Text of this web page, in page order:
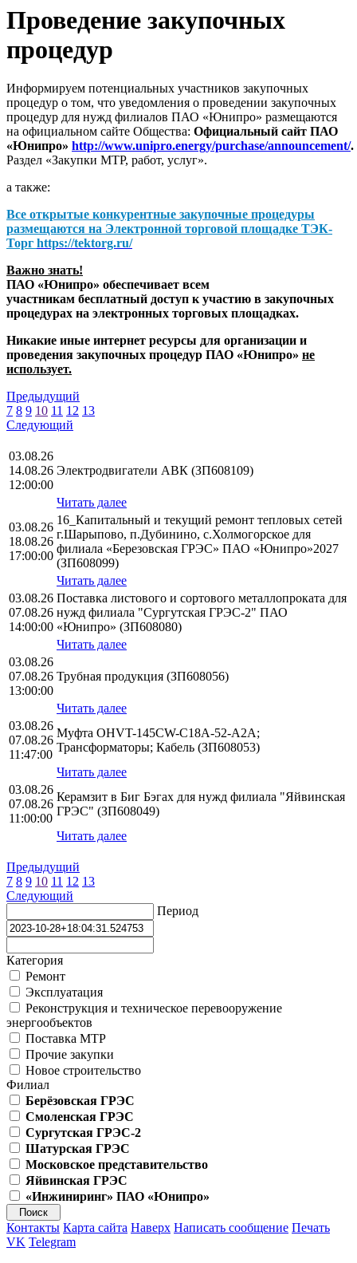
Проведение закупочных
процедур
Информируем потенциальных участников закупочных
процедур о том, что уведомления о проведении закупочных
процедур для нужд филиалов ПАО «Юнипро» размещаются
на официальном сайте Общества: Официальный сайт ПАО
«Юнипро» http://www.unipro.energy/purchase/announcement/.
Раздел «Закупки МТР, работ, услуг».
а также:
Все открытые конкурентные закупочные процедуры
размещаются на Электронной торговой площадке ТЭК-
Торг https://tektorg.ru/
Важно знать!
ПАО «Юнипро» обеспечивает всем
участникам бесплатный доступ к участию в закупочных
процедурах на электронных торговых площадках.
Никакие иные интернет ресурсы для организации и
проведения закупочных процедур ПАО «Юнипро» не
использует.
Предыдущий
7 8 9 10 11 12 13
Следующий
03.08.26
14.08.26
12:00:00
Электродвигатели АВК (ЗП608109)
Читать далее
03.08.26
18.08.26
17:00:00
16_Капитальный и текущий ремонт тепловых сетей
г.Шарыпово, п.Дубинино, с.Холмогорское для
филиала «Березовская ГРЭС» ПАО «Юнипро»2027
(ЗП608099)
Читать далее
03.08.26
07.08.26
14:00:00
Поставка листового и сортового металлопроката для
нужд филиала "Сургутская ГРЭС-2" ПАО
«Юнипро» (ЗП608080)
Читать далее
03.08.26
07.08.26
13:00:00
Трубная продукция (ЗП608056)
Читать далее
03.08.26
07.08.26
11:47:00
Муфта OHVT-145CW-C18A-52-A2A;
Трансформаторы; Кабель (ЗП608053)
Читать далее
03.08.26
07.08.26
11:00:00
Керамзит в Биг Бэгах для нужд филиала "Яйвинская
ГРЭС" (ЗП608049)
Читать далее
Предыдущий
7 8 9 10 11 12 13
Следующий
Период
Категория
Ремонт
Эксплуатация
Реконструкция и техническое перевооружение
энергообъектов
Поставка МТР
Прочие закупки
Новое строительство
Филиал
Берёзовская ГРЭС
Смоленская ГРЭС
Сургутская ГРЭС-2
Шатурская ГРЭС
Московское представительство
Яйвинская ГРЭС
«Инжиниринг» ПАО «Юнипро»
Контакты Карта сайта Наверх Написать сообщение Печать
VK Telegram